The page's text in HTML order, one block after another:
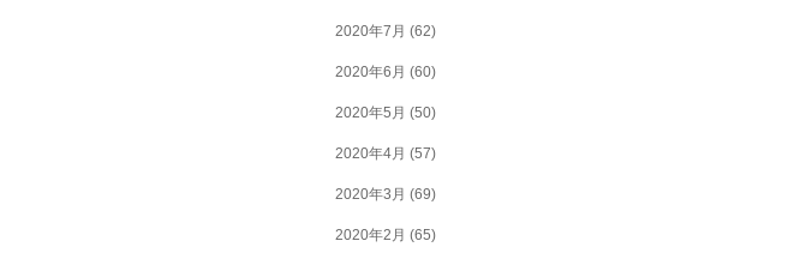
2020年7月 (62)
2020年6月 (60)
2020年5月 (50)
2020年4月 (57)
2020年3月 (69)
2020年2月 (65)